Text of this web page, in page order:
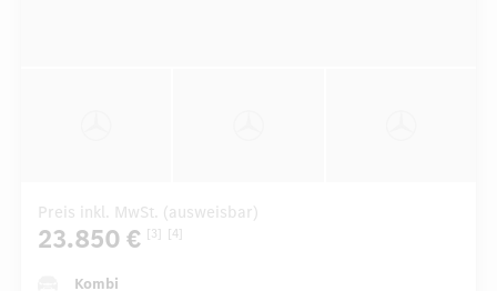
Preis inkl. MwSt. (ausweisbar)
23.850 € [3] [4]
Kombi